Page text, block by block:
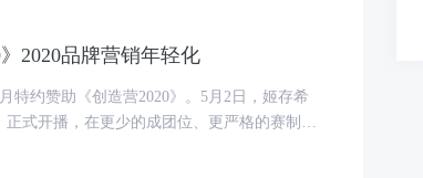
2020品牌营销年轻化
特约赞助《创造营2020》。5月2日，姬存希
式开播，在更少的成团位、更严格的赛制之